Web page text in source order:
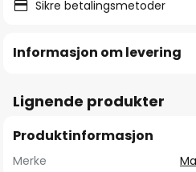
Sikre betalingsmetoder
Informasjon om levering
Lignende produkter
Produktinformasjon
Merke